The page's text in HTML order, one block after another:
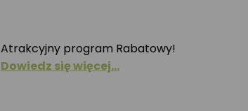
Atrakcyjny program Rabatowy!
Dowiedz się więcej…